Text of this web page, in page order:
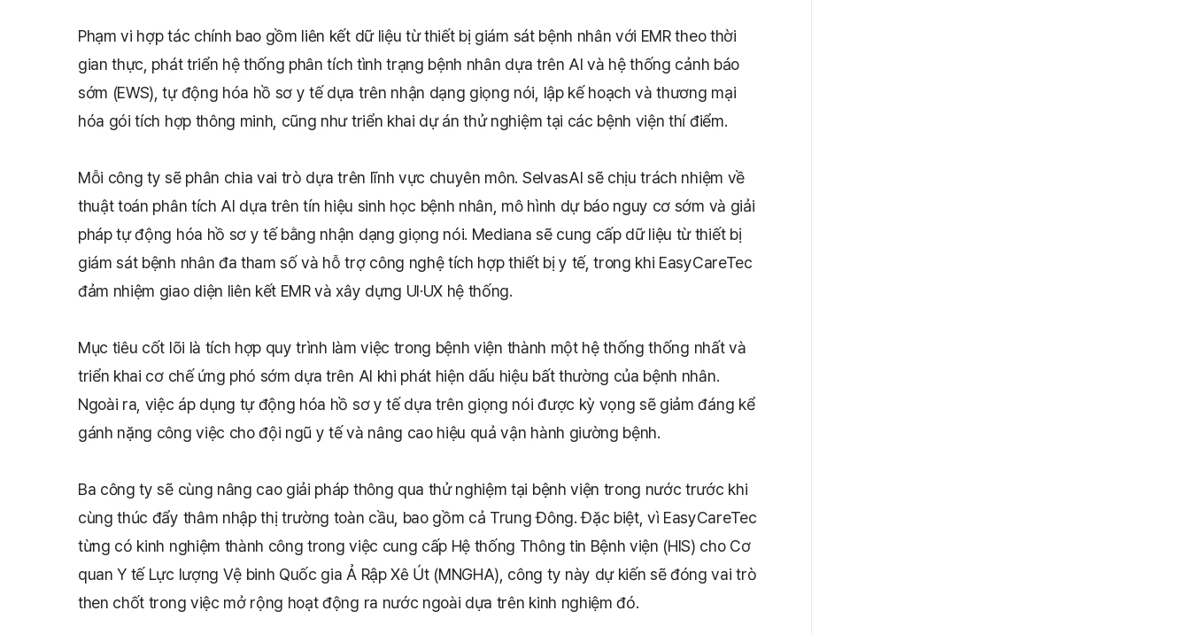
Phạm vi hợp tác chính bao gồm liên kết dữ liệu từ thiết bị giám sát bệnh nhân với EMR theo thời
gian thực, phát triển hệ thống phân tích tình trạng bệnh nhân dựa trên AI và hệ thống cảnh báo
sớm (EWS), tự động hóa hồ sơ y tế dựa trên nhận dạng giọng nói, lập kế hoạch và thương mại
hóa gói tích hợp thông minh, cũng như triển khai dự án thử nghiệm tại các bệnh viện thí điểm.
Mỗi công ty sẽ phân chia vai trò dựa trên lĩnh vực chuyên môn. SelvasAI sẽ chịu trách nhiệm về
thuật toán phân tích AI dựa trên tín hiệu sinh học bệnh nhân, mô hình dự báo nguy cơ sớm và giải
pháp tự động hóa hồ sơ y tế bằng nhận dạng giọng nói. Mediana sẽ cung cấp dữ liệu từ thiết bị
giám sát bệnh nhân đa tham số và hỗ trợ công nghệ tích hợp thiết bị y tế, trong khi EasyCareTec
đảm nhiệm giao diện liên kết EMR và xây dựng UI·UX hệ thống.
Mục tiêu cốt lõi là tích hợp quy trình làm việc trong bệnh viện thành một hệ thống thống nhất và
triển khai cơ chế ứng phó sớm dựa trên AI khi phát hiện dấu hiệu bất thường của bệnh nhân.
Ngoài ra, việc áp dụng tự động hóa hồ sơ y tế dựa trên giọng nói được kỳ vọng sẽ giảm đáng kể
gánh nặng công việc cho đội ngũ y tế và nâng cao hiệu quả vận hành giường bệnh.
Ba công ty sẽ cùng nâng cao giải pháp thông qua thử nghiệm tại bệnh viện trong nước trước khi
cùng thúc đẩy thâm nhập thị trường toàn cầu, bao gồm cả Trung Đông. Đặc biệt, vì EasyCareTec
từng có kinh nghiệm thành công trong việc cung cấp Hệ thống Thông tin Bệnh viện (HIS) cho Cơ
quan Y tế Lực lượng Vệ binh Quốc gia Ả Rập Xê Út (MNGHA), công ty này dự kiến sẽ đóng vai trò
then chốt trong việc mở rộng hoạt động ra nước ngoài dựa trên kinh nghiệm đó.